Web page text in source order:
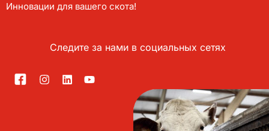
Инновации для вашего скота!
Следите за нами в социальных сетях